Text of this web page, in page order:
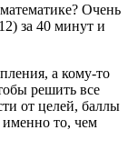
Очень
за 40 минут и
а кому-то
решить все
от целей, баллы
именно то, чем